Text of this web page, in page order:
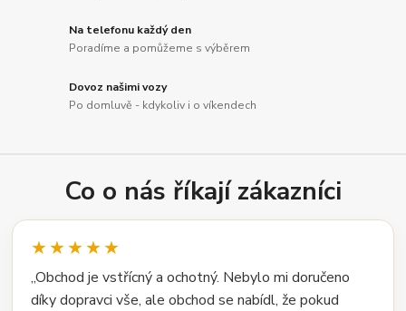
Na telefonu každý den
Poradíme a pomůžeme s výběrem
Dovoz našimi vozy
Po domluvě - kdykoliv i o víkendech
Co o nás říkají zákazníci
★★★★★
„Obchod je vstřícný a ochotný. Nebylo mi doručeno
díky dopravci vše, ale obchod se nabídl, že pokud